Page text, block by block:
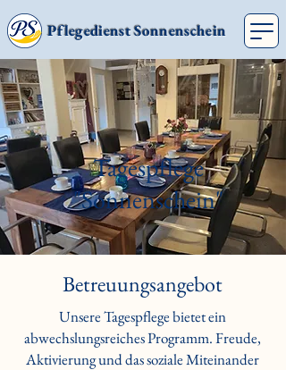
Pflegedienst Sonnenschein
Tagespflege
"Sonnenschein"
Betreuungsangebot
Unsere Tagespflege bietet ein
abwechslungsreiches Programm. Freude,
Aktivierung und das soziale Miteinander